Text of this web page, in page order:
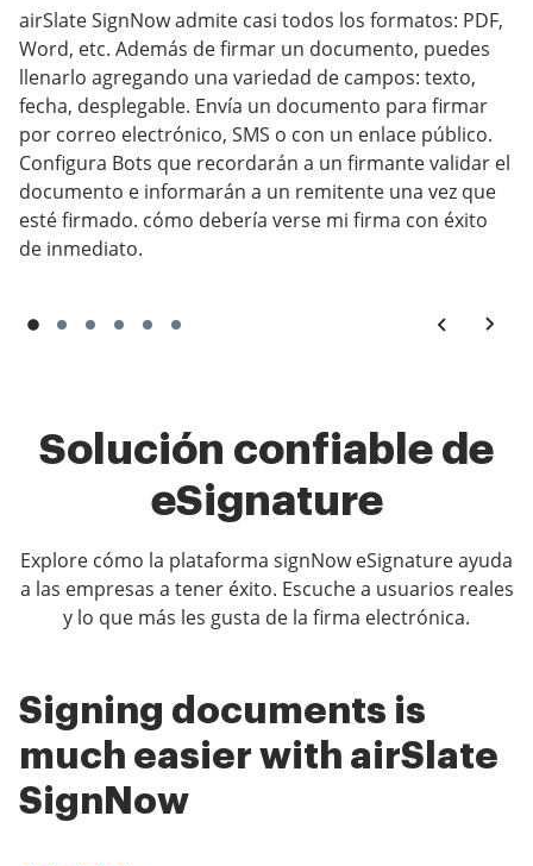
airSlate SignNow admite casi todos los formatos: PDF,
Word, etc. Además de firmar un documento, puedes
llenarlo agregando una variedad de campos: texto,
fecha, desplegable. Envía un documento para firmar
por correo electrónico, SMS o con un enlace público.
Configura Bots que recordarán a un firmante validar el
documento e informarán a un remitente una vez que
esté firmado. cómo debería verse mi firma con éxito
de inmediato.
Solución confiable de
eSignature
Explore cómo la plataforma signNow eSignature ayuda
a las empresas a tener éxito. Escuche a usuarios reales
y lo que más les gusta de la firma electrónica.
Signing documents is
much easier with airSlate
SignNow
Sign Now makes my
workday easier and faster
in a digital world
Easy Paperless Solution
Administrator in Education Management